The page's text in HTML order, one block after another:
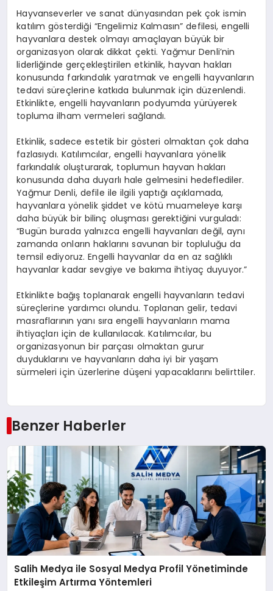
Hayvanseverler ve sanat dünyasından pek çok ismin
katılım gösterdiği “Engelimiz Kalmasın” defilesi, engelli
hayvanlara destek olmayı amaçlayan büyük bir
organizasyon olarak dikkat çekti. Yağmur Denli’nin
liderliğinde gerçekleştirilen etkinlik, hayvan hakları
konusunda farkındalık yaratmak ve engelli hayvanların
tedavi süreçlerine katkıda bulunmak için düzenlendi.
Etkinlikte, engelli hayvanların podyumda yürüyerek
topluma ilham vermeleri sağlandı.
Etkinlik, sadece estetik bir gösteri olmaktan çok daha
fazlasıydı. Katılımcılar, engelli hayvanlara yönelik
farkındalık oluşturarak, toplumun hayvan hakları
konusunda daha duyarlı hale gelmesini hedeflediler.
Yağmur Denli, defile ile ilgili yaptığı açıklamada,
hayvanlara yönelik şiddet ve kötü muameleye karşı
daha büyük bir bilinç oluşması gerektiğini vurguladı:
“Bugün burada yalnızca engelli hayvanları değil, aynı
zamanda onların haklarını savunan bir topluluğu da
temsil ediyoruz. Engelli hayvanlar da en az sağlıklı
hayvanlar kadar sevgiye ve bakıma ihtiyaç duyuyor.”
Etkinlikte bağış toplanarak engelli hayvanların tedavi
süreçlerine yardımcı olundu. Toplanan gelir, tedavi
masraflarının yanı sıra engelli hayvanların mama
ihtiyaçları için de kullanılacak. Katılımcılar, bu
organizasyonun bir parçası olmaktan gurur
duyduklarını ve hayvanların daha iyi bir yaşam
sürmeleri için üzerlerine düşeni yapacaklarını belirttiler.
Benzer Haberler
Salih Medya ile Sosyal Medya Profil Yönetiminde
Etkileşim Artırma Yöntemleri